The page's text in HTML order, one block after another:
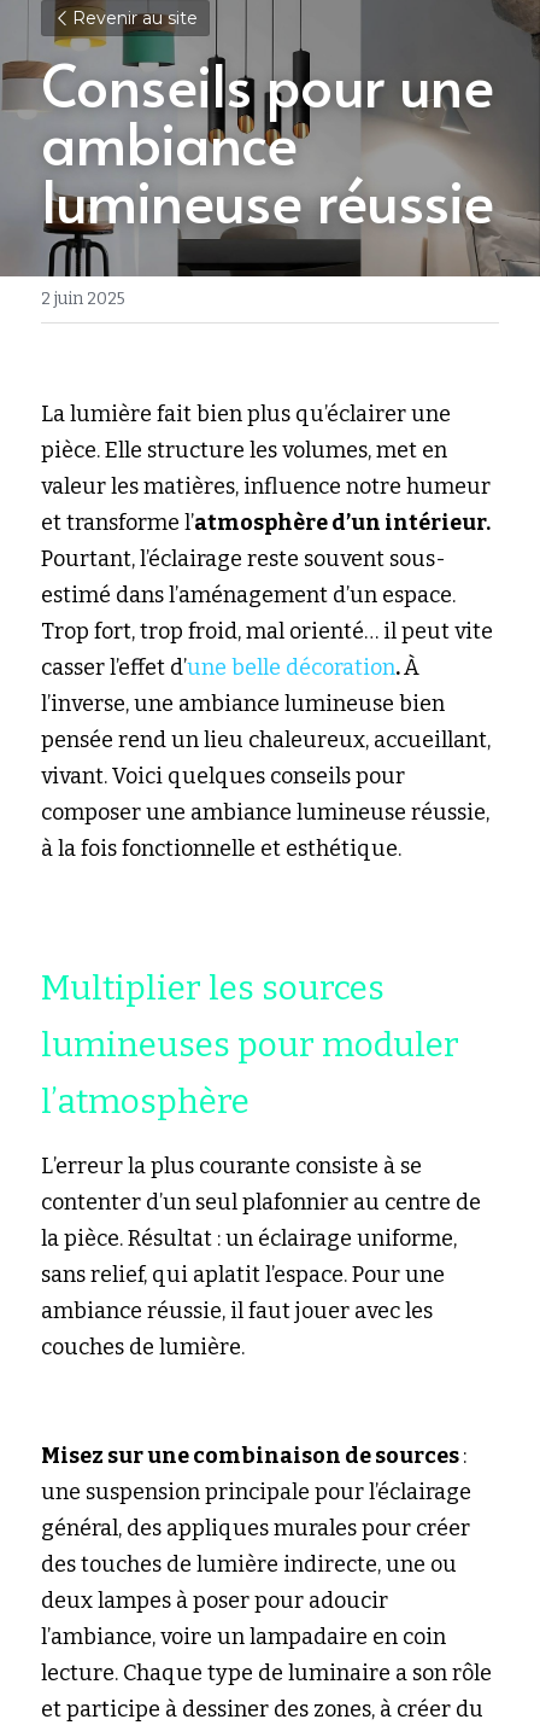
Revenir au site
Conseils pour une
ambiance
lumineuse réussie
2 juin 2025
La lumière fait bien plus qu’éclairer une
pièce. Elle structure les volumes, met en
valeur les matières, influence notre humeur
et transforme l’atmosphère d’un intérieur.
Pourtant, l’éclairage reste souvent sous-
estimé dans l’aménagement d’un espace.
Trop fort, trop froid, mal orienté… il peut vite
casser l’effet d’une belle décoration. À
l’inverse, une ambiance lumineuse bien
pensée rend un lieu chaleureux, accueillant,
vivant. Voici quelques conseils pour
composer une ambiance lumineuse réussie,
à la fois fonctionnelle et esthétique.
Multiplier les sources
lumineuses pour moduler
l’atmosphère
L’erreur la plus courante consiste à se
contenter d’un seul plafonnier au centre de
la pièce. Résultat : un éclairage uniforme,
sans relief, qui aplatit l’espace. Pour une
ambiance réussie, il faut jouer avec les
couches de lumière.
Misez sur une combinaison de sources :
une suspension principale pour l’éclairage
général, des appliques murales pour créer
des touches de lumière indirecte, une ou
deux lampes à poser pour adoucir
l’ambiance, voire un lampadaire en coin
lecture. Chaque type de luminaire a son rôle
et participe à dessiner des zones, à créer du